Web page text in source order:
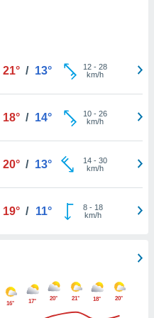
21° / 13° 12- 28
km/h
18° / 14° 10- 26
km/h
20° / 13° 14- 30
km/h
19° / 11° 8- 18
km/h
16° 17° 20° 21° 18° 20°